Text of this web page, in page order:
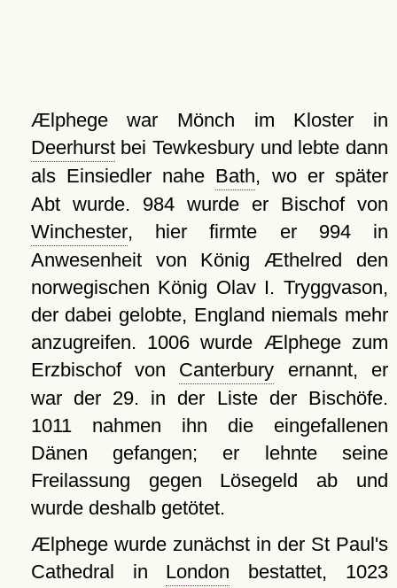
Ælphege war Mönch im Kloster in
Deerhurstbei Tewkesbury und lebte dann
als Einsiedler nahe Bath, wo er später
Abt wurde. 984 wurde er Bischof von
Winchester, hier firmte er 994 in
Anwesenheit von König Æthelred den
norwegischen König Olav I. Tryggvason,
der dabei gelobte, England niemals mehr
anzugreifen. 1006 wurde Ælphege zum
Erzbischof von Canterbury ernannt, er
war der 29. in der Liste der Bischöfe.
1011 nahmen ihn die eingefallenen
Dänen gefangen; er lehnte seine
Freilassung gegen Lösegeld ab und
wurde deshalb getötet.
Ælphege wurde zunächst in der St Paul's
Cathedral in London bestattet, 1023